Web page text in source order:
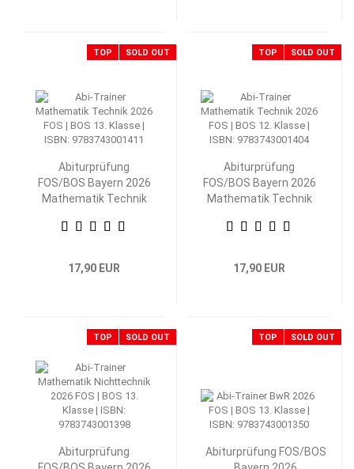
TOP SOLD OUT
Abiturprüfung
FOS/BOS Bayern 2026
Mathematik Technik
17,90 EUR
TOP SOLD OUT
Abiturprüfung
FOS/BOS Bayern 2026
Mathematik Technik
17,90 EUR
TOP SOLD OUT
Abiturprüfung
TOP SOLD OUT
Abiturprüfung FOS/BOS